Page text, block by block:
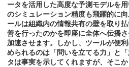
ータを活用した高度な予測モデルを
のシミュレーション精度も飛躍的に
ールは組織内の情報共有の壁を取り
善を行ったのかを即座に全体へ伝播
加速させます。しかし、ツールが便
められるのは「問いを立てる力」と
タは事実を示してくれますが、そこ